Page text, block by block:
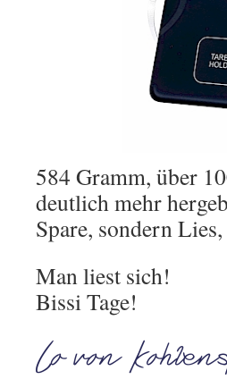
584 Gramm, über
deutlich mehr
Spare, sondern
Man liest sich!
Bissi Tage!